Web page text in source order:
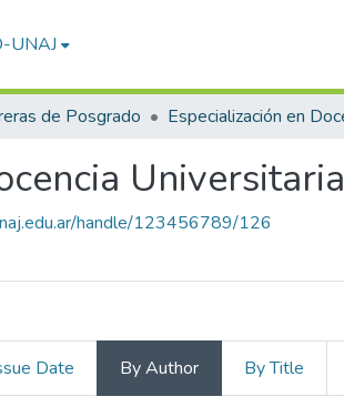
UNAJ
de Posgrado
Universitaria
handle/123456789/126
Date By Author By Title